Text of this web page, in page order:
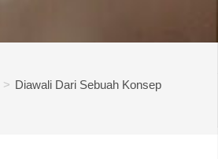
> Diawali Dari Sebuah Konsep